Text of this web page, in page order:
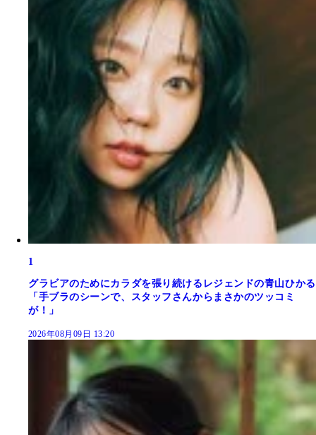
1
グラビアのためにカラダを張り続けるレジェンドの青山ひかる
「手ブラのシーンで、スタッフさんからまさかのツッコミ
が！」
2026年08月09日 13:20